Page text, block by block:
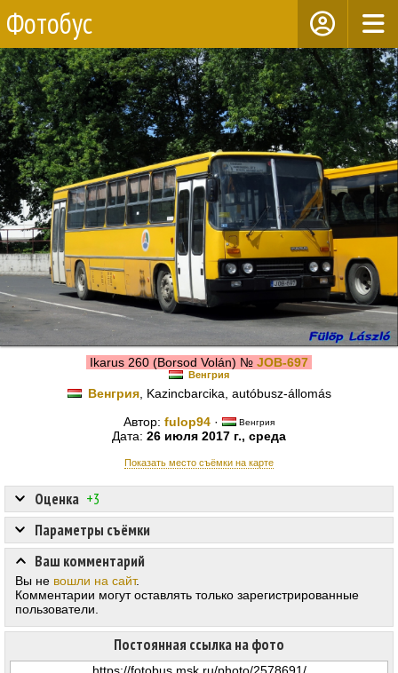
Фотобус
Ikarus 260 (Borsod Volán) № JOB-697
Венгрия
Венгрия, Kazincbarcika, autóbusz-állomás
Автор: fulop94 · Венгрия
Дата: 26 июля 2017 г., среда
Показать место съёмки на карте
Оценка +3
Постоянная ссылка на фото
Параметры съёмки
Ваш комментарий
Вы не вошли на сайт.
Комментарии могут оставлять только зарегистрированные
пользователи.